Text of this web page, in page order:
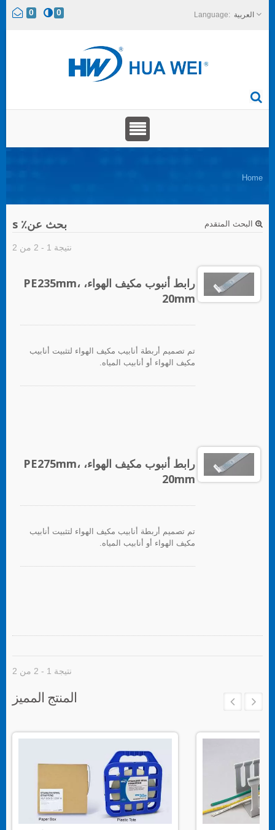
0 0 العربية
Home
بحث عن٪ s البحث المتقدم
نتيجة 1 - 2 من 2
رابط أنبوب مكيف الهواء، PE235mm،
20mm
تم تصميم أربطة أنابيب مكيف الهواء لتثبيت أنابيب
مكيف الهواء أو أنابيب المياه.
رابط أنبوب مكيف الهواء، PE275mm،
20mm
تم تصميم أربطة أنابيب مكيف الهواء لتثبيت أنابيب
مكيف الهواء أو أنابيب المياه.
نتيجة 1 - 2 من 2
المنتج المميز